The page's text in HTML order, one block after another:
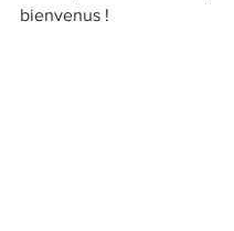
bienvenus !